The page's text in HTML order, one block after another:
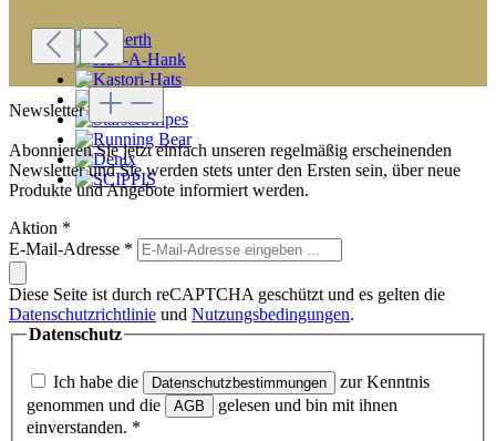
Newsletter
Abonnieren Sie jetzt einfach unseren regelmäßig erscheinenden
Newsletter und Sie werden stets unter den Ersten sein, über neue
Produkte und Angebote informiert werden.
Aktion *
E-Mail-Adresse *
Diese Seite ist durch reCAPTCHA geschützt und es gelten die
Datenschutzrichtlinie und Nutzungsbedingungen.
Datenschutz
Ich habe die Datenschutzbestimmungen
zur Kenntnis
genommen und die
AGB
gelesen und bin mit ihnen
einverstanden. *